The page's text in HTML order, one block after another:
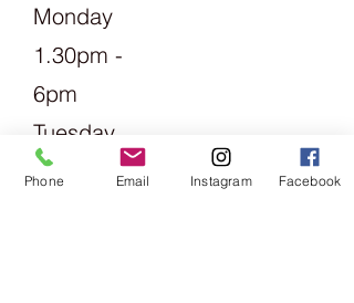
Monday
1.30pm -
6pm
Tuesday
Friday
Phone Email Instagram Facebook